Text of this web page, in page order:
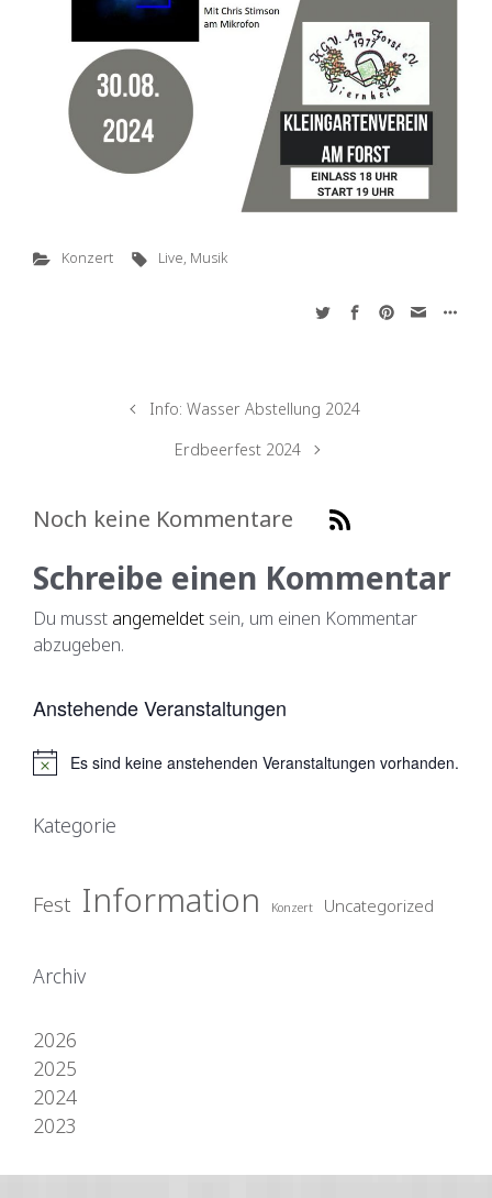
Konzert Live, Musik
Info: Wasser Abstellung 2024
Erdbeerfest 2024
Noch keine Kommentare
Schreibe einen Kommentar
Du musst angemeldet sein, um einen Kommentar
abzugeben.
Anstehende Veranstaltungen
H
w
s
Es sind keine anstehenden Veranstaltungen vorhanden.
Kategorie
Fest Information Konzert Uncategorized
Archiv
2026
2025
2024
2023